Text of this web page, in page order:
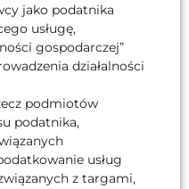
jako podatnika
usługę,
gospodarczej”
działalności
podmiotów
podatnika,
usług
z targami,